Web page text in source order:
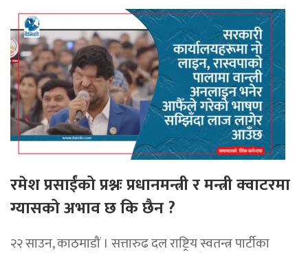
रमेश प्रसाईंको प्रश्नः प्रधानमन्त्री र मन्त्री क्वाटरमा
ग्यासको अभाव छ कि छैन ?
२२ साउन, काठमाडौं । सत्तारुढ दल राष्ट्रिय स्वतन्त्र पार्टीका